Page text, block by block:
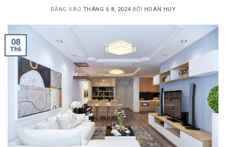
ĐĂNG VÀO THÁNG 6 8, 2024 BỞI HOAN HUY
08
Th6